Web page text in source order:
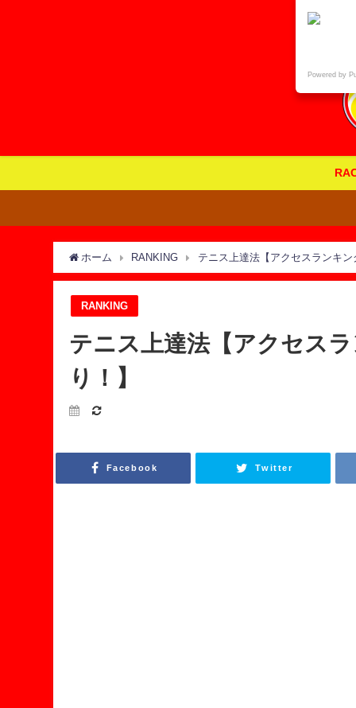
ホーム RANKING テニス上達法【アクセスランキ
RANKING
テニス上達法【アクセス
り！】
Facebook Twitter
Powered by